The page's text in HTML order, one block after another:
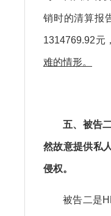
销时的清算报
1314769.92元，
难的情形。
五、被告
然故意提供私
侵权。
被告二是